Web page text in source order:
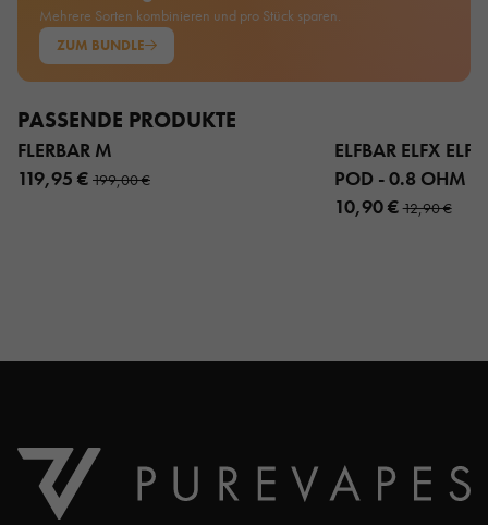
Mehrere Sorten kombinieren und pro Stück sparen.
ZUM BUNDLE
PASSENDE PRODUKTE
FLERBAR M
119,95 € 199,00 €
ELFBAR ELFX
POD - 0.8 OHM 3
10,90 €12,90 €